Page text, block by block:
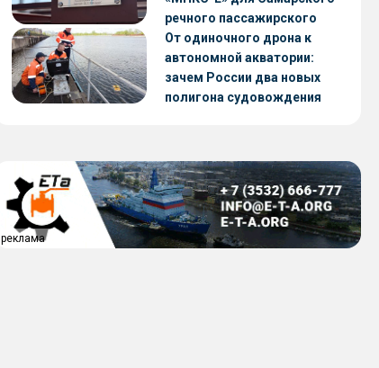
речного пассажирского
предприятия
От одиночного дрона к
автономной акватории:
зачем России два новых
полигона судовождения
реклама